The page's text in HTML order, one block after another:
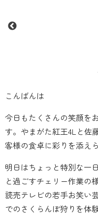
こんばんは
今日もたくさんの笑顔を
す。やまがた紅王4Lと佐
客様の食卓に彩りを添え
明日はちょっと特別な一
と過ごすチェリー作業の
読売テレビの若手お笑い
でのさくらんぼ狩りを体